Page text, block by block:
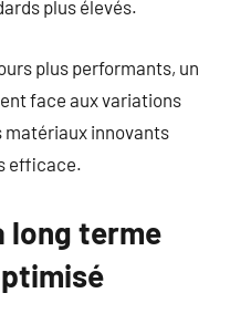
plus élevés.
plus performants, un
face aux variations
matériaux innovants
efficace.
long terme